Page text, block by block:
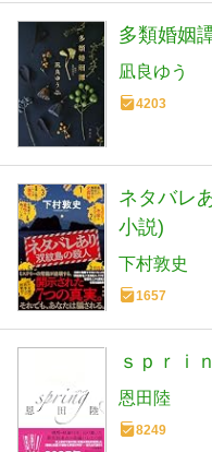
多類婚姻
凪良ゆう
4203
ネタバレ
小説)
下村敦史
1657
ｓｐｒｉ
恩田陸
8249